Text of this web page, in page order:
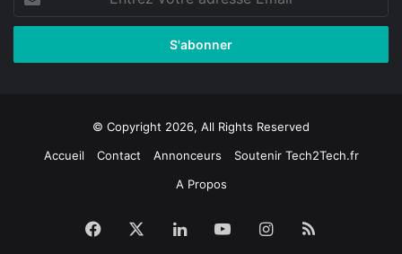
votre
adresse
© Copyright 2026, All Rights Reserved
Accueil
Contact Annonceurs
Soutenir Tech2Tech.fr
A Propos
Facebook LinkedinYouTubeInstagram